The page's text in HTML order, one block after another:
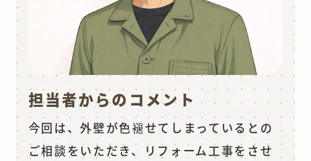
担当者からのコメント
今回は、外壁が色褪せてしまっているとの
ご相談をいただき、リフォーム工事をさせ